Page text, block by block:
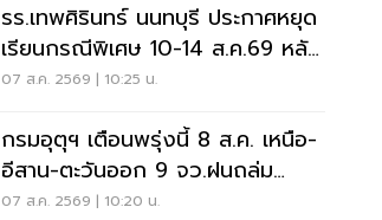
รร.เทพศิรินทร์ นนทบุรี ประกาศหยุด
เรียนกรณีพิเศษ 10-14 ส.ค.69 หลัง
เหตุกราดยิง
07 ส.ค. 2569 | 10:25 น.
กรมอุตุฯ เตือนพรุ่งนี้ 8 ส.ค. เหนือ-
อีสาน-ตะวันออก 9 จว.ฝนถล่ม
ระวังน้ำท่วมฉับพลัน
07 ส.ค. 2569 | 10:20 น.